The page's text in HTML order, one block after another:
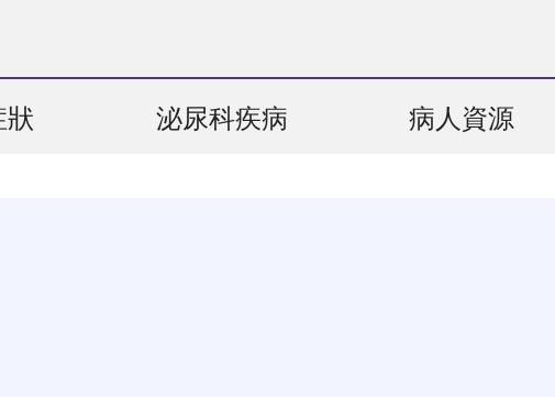
狀 泌尿科疾病 病人資源